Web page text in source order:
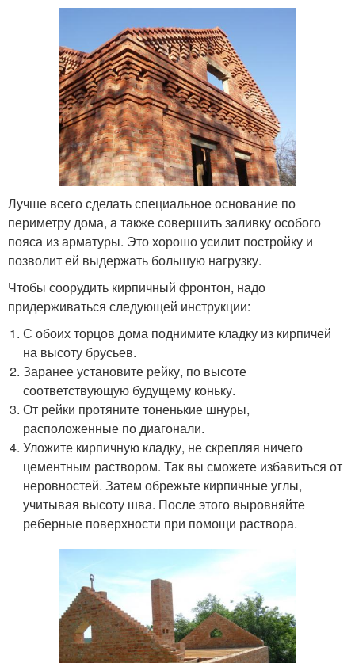
Лучше всего сделать специальное основание по
периметру дома, а также совершить заливку особого
пояса из арматуры. Это хорошо усилит постройку и
позволит ей выдержать большую нагрузку.
Чтобы соорудить кирпичный фронтон, надо
придерживаться следующей инструкции:
С обоих торцов дома поднимите кладку из кирпичей
на высоту брусьев.
Заранее установите рейку, по высоте
соответствующую будущему коньку.
От рейки протяните тоненькие шнуры,
расположенные по диагонали.
Уложите кирпичную кладку, не скрепляя ничего
цементным раствором. Так вы сможете избавиться от
неровностей. Затем обрежьте кирпичные углы,
учитывая высоту шва. После этого выровняйте
реберные поверхности при помощи раствора.